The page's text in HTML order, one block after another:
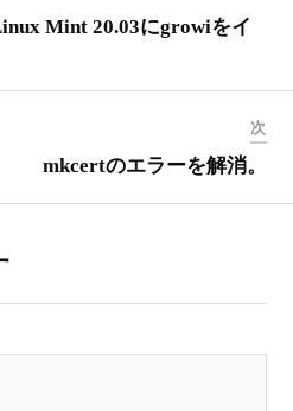
Mint 20.03にgrowiをイ
次
mkcertのエラーを解消。